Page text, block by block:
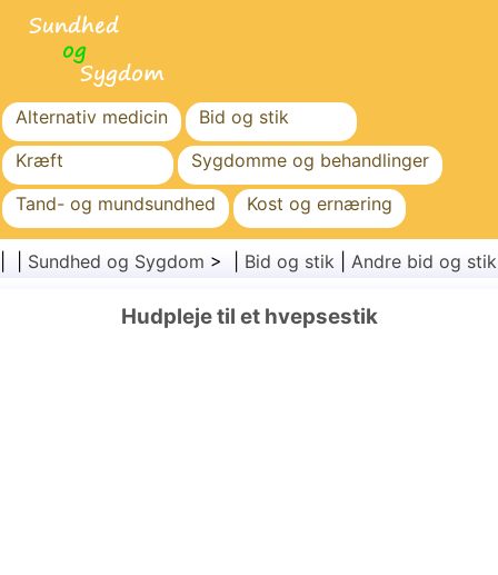
Alternativ medicin
Bid og stik
Kræft
Sygdomme og behandlinger
Tand- og mundsundhed
Kost og ernæring
Familiesundhed
Sundhedssektoren
Kirurgi og procedurer
Sundhed og Sygdom > | Bid og stik Andre bid og stik
Hudpleje til et hvepsestik